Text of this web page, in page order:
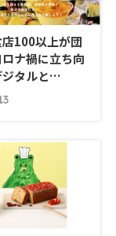
100以上が団
ナ禍に立ち向
ジタルと…